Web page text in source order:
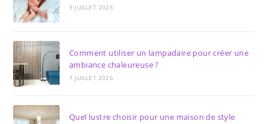
9 JUILLET 2026
Comment utiliser un lampadaire pour créer une
ambiance chaleureuse ?
7 JUILLET 2026
Quel lustre choisir pour une maison de style